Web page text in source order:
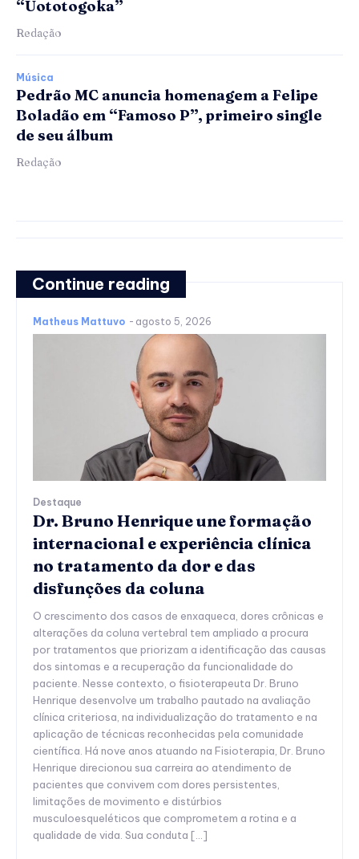
“Uototogoka”
Redação
Música
Pedrão MC anuncia homenagem a Felipe
Boladão em “Famoso P”, primeiro single
de seu álbum
Redação
Continue reading
Matheus Mattuvo - agosto 5, 2026
Destaque
Dr. Bruno Henrique une formação
internacional e experiência clínica
no tratamento da dor e das
disfunções da coluna
O crescimento dos casos de enxaqueca, dores crônicas e
alterações da coluna vertebral tem ampliado a procura
por tratamentos que priorizam a identificação das causas
dos sintomas e a recuperação da funcionalidade do
paciente. Nesse contexto, o fisioterapeuta Dr. Bruno
Henrique desenvolve um trabalho pautado na avaliação
clínica criteriosa, na individualização do tratamento e na
aplicação de técnicas reconhecidas pela comunidade
científica. Há nove anos atuando na Fisioterapia, Dr. Bruno
Henrique direcionou sua carreira ao atendimento de
pacientes que convivem com dores persistentes,
limitações de movimento e distúrbios
musculoesqueléticos que comprometem a rotina e a
qualidade de vida. Sua conduta […]